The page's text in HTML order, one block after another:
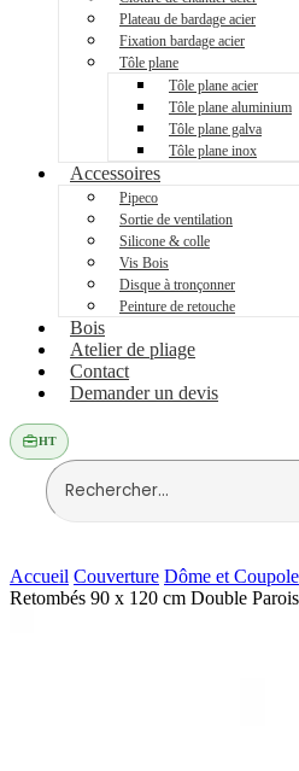
Plateau de bardage acier
Fixation bardage acier
Tôle plane
Tôle plane acier
Tôle plane aluminium
Tôle plane galva
Tôle plane inox
Accessoires
Pipeco
Sortie de ventilation
Silicone & colle
Vis Bois
Disque à tronçonner
Peinture de retouche
Bois
Atelier de pliage
Contact
Demander un devis
HT
Accueil Couverture Dôme et Coupole
Retombés 90 x 120 cm Double